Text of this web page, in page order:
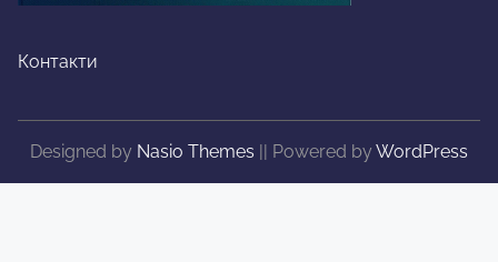
Контакти
Designed by Nasio Themes || Powered by WordPress